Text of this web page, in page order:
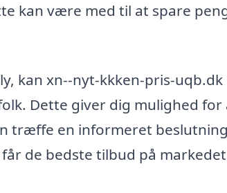
kan være med til at spare
kan xn--nyt-kkken-pris-uqb.dk
Dette giver dig mulighed for
træffe en informeret
de bedste tilbud på